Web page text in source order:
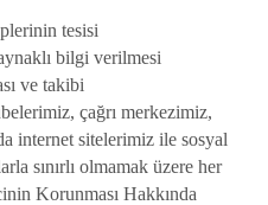
tesisi
bilgi verilmesi
ve takibi
çağrı merkezimiz,
internet sitelerimiz ile sosyal
sınırlı olmamak üzere her
Korunması Hakkında